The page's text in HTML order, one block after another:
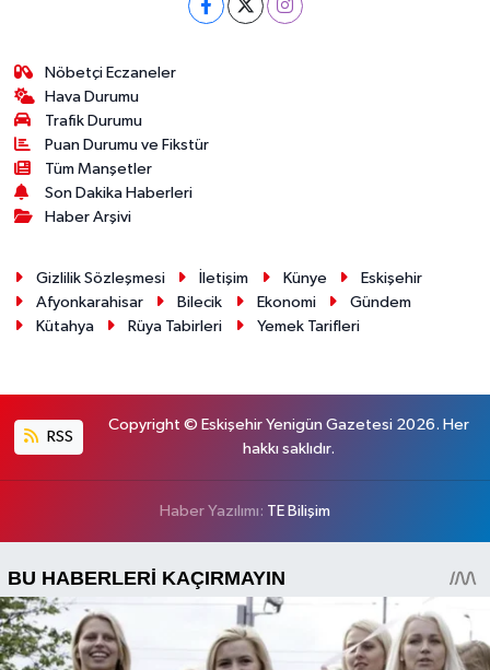
Nöbetçi Eczaneler
Hava Durumu
Trafik Durumu
Puan Durumu ve Fikstür
Tüm Manşetler
Son Dakika Haberleri
Haber Arşivi
Gizlilik Sözleşmesi İletişim Künye
Eskişehir
Afyonkarahisar
Bilecik Ekonomi
Gündem
Kütahya
Rüya Tabirleri Yemek Tarifleri
RSS
Copyright © Eskişehir Yenigün Gazetesi 2026. Her
hakkı saklıdır.
Haber Yazılımı: TE Bilişim